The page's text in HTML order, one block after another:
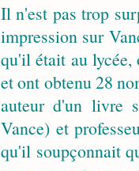
Il n'est pas trop
impression sur
qu'il était au
et ont obtenu 28
auteur d'un livre
Vance) et
qu'il soupçonnait